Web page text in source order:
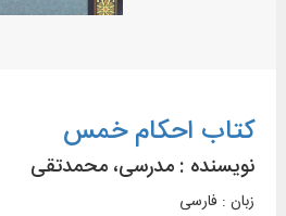
کتاب احکام خمس
نویسنده : مدرسی، محمدتقی
زبان : فارسی